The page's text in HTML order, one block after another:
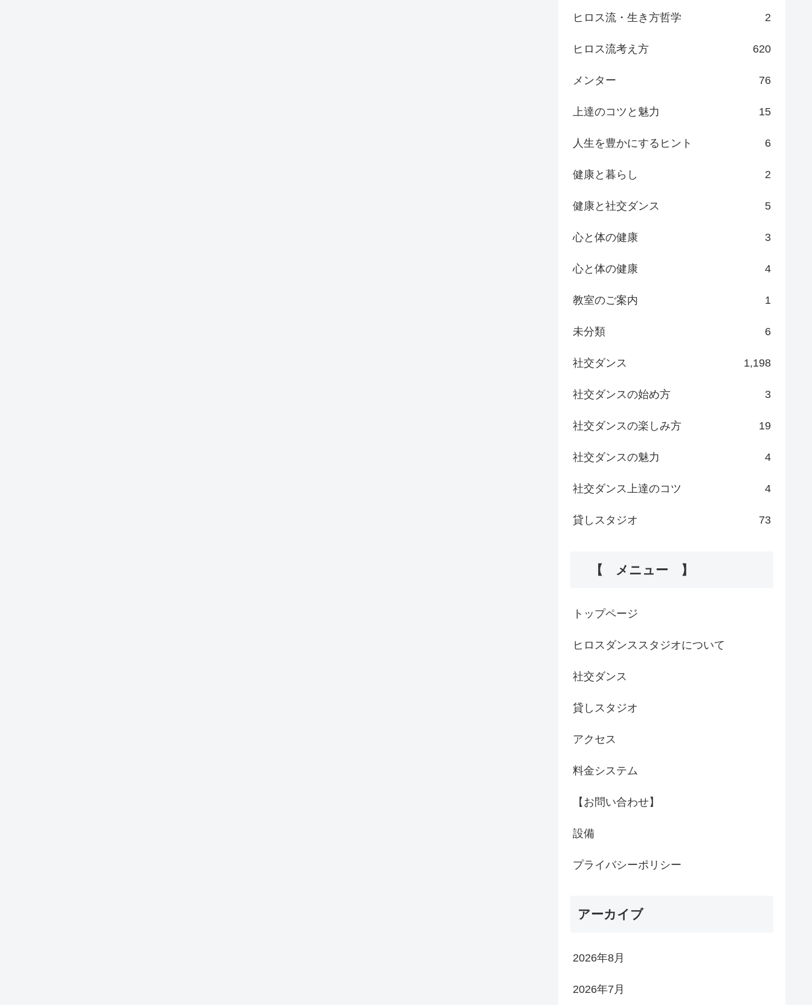
ヒロス流・生き方哲学 2
ヒロス流考え方 620
メンター 76
上達のコツと魅力 15
人生を豊かにするヒント 6
健康と暮らし 2
健康と社交ダンス 5
心と体の健康 3
心と体の健康 4
教室のご案内 1
未分類 6
社交ダンス 1,198
社交ダンスの始め方 3
社交ダンスの楽しみ方 19
社交ダンスの魅力 4
社交ダンス上達のコツ 4
貸しスタジオ 73
【 メニュー 】
トップページ
ヒロスダンススタジオについて
社交ダンス
貸しスタジオ
アクセス
料金システム
【お問い合わせ】
設備
プライバシーポリシー
アーカイブ
2026年8月
2026年7月